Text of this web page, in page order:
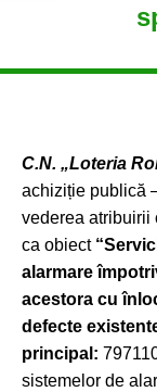
C.N. „Loteria
achiziție publică
vederea atribuirii
ca obiect “
alarmare
acestora cu
defecte
principal:
sistemelor de